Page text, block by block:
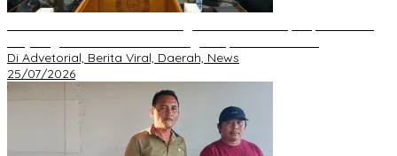
Di Advetorial, Berita Viral, Daerah, News
25/07/2026